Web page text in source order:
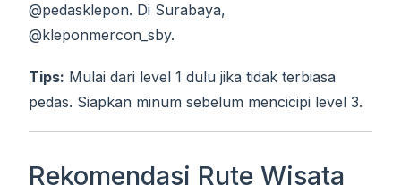
@pedasklepon. Di Surabaya,
@kleponmercon_sby.
Tips: Mulai dari level 1 dulu jika tidak terbiasa
pedas. Siapkan minum sebelum mencicipi level 3.
Rekomendasi Rute Wisata